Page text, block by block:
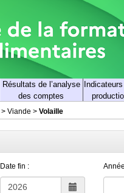
Résultats de l’analyse
des comptes
> Viande > Volaille
Date fin :